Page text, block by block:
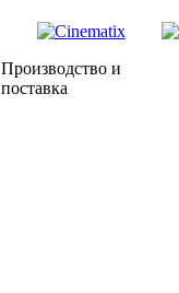
Производство и
поставка